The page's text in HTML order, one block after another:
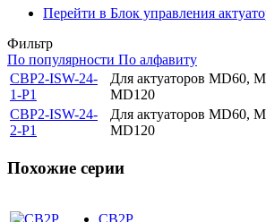
Перейти в Блок управления
Фильтр
По популярности По алфавиту
CBP2-ISW-24-
1-P1
Для актуаторов MD60,
MD120
CBP2-ISW-24-
2-P1
Для актуаторов MD60,
MD120
Похожие серии